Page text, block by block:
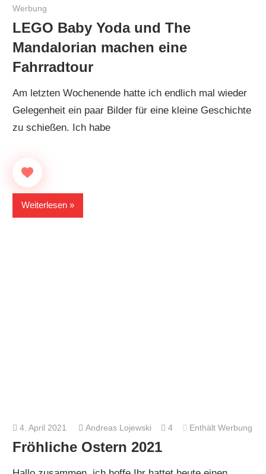
Werbung
LEGO Baby Yoda und The
Mandalorian machen eine
Fahrradtour
Am letzten Wochenende hatte ich endlich mal wieder
Gelegenheit ein paar Bilder für eine kleine Geschichte
zu schießen. Ich habe
Weiterlesen
4. April 2021 Andreas Lojewski 4 Enthält Werbung
Fröhliche Ostern 2021